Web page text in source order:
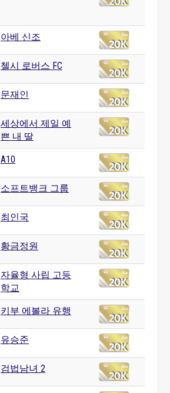
아베 신조
첼시 로버스 FC
문재인
세상에서 제일 예
쁜 내 딸
A10
소프트뱅크 그룹
최인국
황금정원
자율형 사립 고등
학교
키부 에볼라 유행
유승준
검법남녀 2